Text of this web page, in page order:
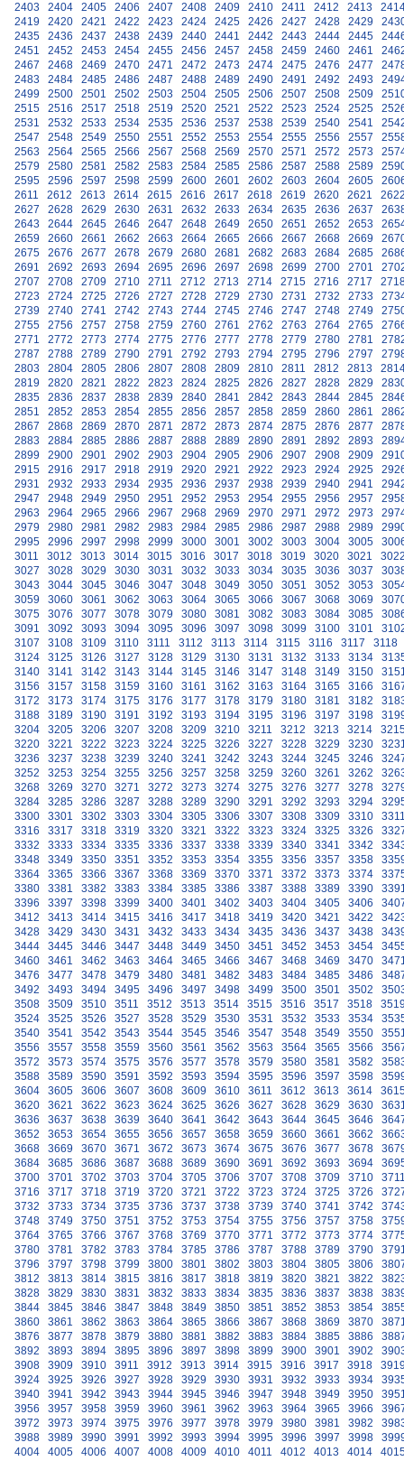
2403
2404 2405 2406 2407 2408 2409 2410 2411 2412 2413
2419
2420 2421 2422 2423 2424 2425 2426 2427 2428 2429
2435
2436 2437 2438 2439 2440 2441 2442 2443 2444 2445
2451
2452 2453 2454 2455 2456 2457 2458 2459 2460 2461
2467
2468 2469 2470 2471 2472 2473 2474 2475 2476 2477
2483
2484 2485 2486 2487 2488 2489 2490 2491 2492 2493
2499
2500 2501 2502 2503 2504 2505 2506 2507 2508 2509
2515
2516 2517 2518 2519 2520 2521 2522 2523 2524 2525
2531
2532 2533 2534 2535 2536 2537 2538 2539 2540 2541
2547
2548 2549 2550 2551 2552 2553 2554 2555 2556 2557
2563
2564 2565 2566 2567 2568 2569 2570 2571 2572 2573
2579
2580 2581 2582 2583 2584 2585 2586 2587 2588 2589
2595
2596 2597 2598 2599 2600 2601 2602 2603 2604 2605
2611
2612 2613 2614 2615 2616 2617 2618 2619 2620 2621
2627
2628 2629 2630 2631 2632 2633 2634 2635 2636 2637
2643
2644 2645 2646 2647 2648 2649 2650 2651 2652 2653
2659
2660 2661 2662 2663 2664 2665 2666 2667 2668 2669
2675
2676 2677 2678 2679 2680 2681 2682 2683 2684 2685
2691
2692 2693 2694 2695 2696 2697 2698 2699 2700 2701
2707
2708 2709 2710 2711 2712 2713 2714 2715 2716 2717
2723
2724 2725 2726 2727 2728 2729 2730 2731 2732 2733
2739
2740 2741 2742 2743 2744 2745 2746 2747 2748 2749
2755
2756 2757 2758 2759 2760 2761 2762 2763 2764 2765
2771
2772 2773 2774 2775 2776 2777 2778 2779 2780 2781
2787
2788 2789 2790 2791 2792 2793 2794 2795 2796 2797
2803
2804 2805 2806 2807 2808 2809 2810 2811 2812 2813
2819
2820 2821 2822 2823 2824 2825 2826 2827 2828 2829
2835
2836 2837 2838 2839 2840 2841 2842 2843 2844 2845
2851
2852 2853 2854 2855 2856 2857 2858 2859 2860 2861
2867
2868 2869 2870 2871 2872 2873 2874 2875 2876 2877
2883
2884 2885 2886 2887 2888 2889 2890 2891 2892 2893
2899
2900 2901 2902 2903 2904 2905 2906 2907 2908 2909
2915
2916 2917 2918 2919 2920 2921 2922 2923 2924 2925
2931
2932 2933 2934 2935 2936 2937 2938 2939 2940 2941
2947
2948 2949 2950 2951 2952 2953 2954 2955 2956 2957
2963
2964 2965 2966 2967 2968 2969 2970 2971 2972 2973
2979
2980 2981 2982 2983 2984 2985 2986 2987 2988 2989
2995
2996 2997 2998 2999 3000 3001 3002 3003 3004 3005
3011
3012 3013 3014 3015 3016 3017 3018 3019 3020 3021
3027
3028 3029 3030 3031 3032 3033 3034 3035 3036 3037
3043
3044 3045 3046 3047 3048 3049 3050 3051 3052 3053
3059
3060 3061 3062 3063 3064 3065 3066 3067 3068 3069
3075
3076 3077 3078 3079 3080 3081 3082 3083 3084 3085
3091
3092 3093 3094 3095 3096 3097 3098 3099 3100 3101
3107
3108 3109 3110 3111 3112 3113 3114 3115 3116 3117
3118
3124
3125 3126 3127 3128 3129 3130 3131 3132 3133 3134
3140
3141 3142 3143 3144 3145 3146 3147 3148 3149 3150
3156
3157 3158 3159 3160 3161 3162 3163 3164 3165 3166
3172
3173 3174 3175 3176 3177 3178 3179 3180 3181 3182
3188
3189 3190 3191 3192 3193 3194 3195 3196 3197 3198
3204
3205 3206 3207 3208 3209 3210 3211 3212 3213 3214
3220
3221 3222 3223 3224 3225 3226 3227 3228 3229 3230
3236
3237 3238 3239 3240 3241 3242 3243 3244 3245 3246
3252
3253 3254 3255 3256 3257 3258 3259 3260 3261 3262
3268
3269 3270 3271 3272 3273 3274 3275 3276 3277 3278
3284
3285 3286 3287 3288 3289 3290 3291 3292 3293 3294
3300
3301 3302 3303 3304 3305 3306 3307 3308 3309 3310
3316
3317 3318 3319 3320 3321 3322 3323 3324 3325 3326
3332
3333 3334 3335 3336 3337 3338 3339 3340 3341 3342
3348
3349 3350 3351 3352 3353 3354 3355 3356 3357 3358
3364
3365 3366 3367 3368 3369 3370 3371 3372 3373 3374
3380
3381 3382 3383 3384 3385 3386 3387 3388 3389 3390
3396
3397 3398 3399 3400 3401 3402 3403 3404 3405 3406
3412
3413 3414 3415 3416 3417 3418 3419 3420 3421 3422
3428
3429 3430 3431 3432 3433 3434 3435 3436 3437 3438
3444
3445 3446 3447 3448 3449 3450 3451 3452 3453 3454
3460
3461 3462 3463 3464 3465 3466 3467 3468 3469 3470
3476
3477 3478 3479 3480 3481 3482 3483 3484 3485 3486
3492
3493 3494 3495 3496 3497 3498 3499 3500 3501 3502
3508
3509 3510 3511 3512 3513 3514 3515 3516 3517 3518
3524
3525 3526 3527 3528 3529 3530 3531 3532 3533 3534
3540
3541 3542 3543 3544 3545 3546 3547 3548 3549 3550
3556
3557 3558 3559 3560 3561 3562 3563 3564 3565 3566
3572
3573 3574 3575 3576 3577 3578 3579 3580 3581 3582
3588
3589 3590 3591 3592 3593 3594 3595 3596 3597 3598
3604
3605 3606 3607 3608 3609 3610 3611 3612 3613 3614
3620
3621 3622 3623 3624 3625 3626 3627 3628 3629 3630
3636
3637 3638 3639 3640 3641 3642 3643 3644 3645 3646
3652
3653 3654 3655 3656 3657 3658 3659 3660 3661 3662
3668
3669 3670 3671 3672 3673 3674 3675 3676 3677 3678
3684
3685 3686 3687 3688 3689 3690 3691 3692 3693 3694
3700
3701 3702 3703 3704 3705 3706 3707 3708 3709 3710
3716
3717 3718 3719 3720 3721 3722 3723 3724 3725 3726
3732
3733 3734 3735 3736 3737 3738 3739 3740 3741 3742
3748
3749 3750 3751 3752 3753 3754 3755 3756 3757 3758
3764
3765 3766 3767 3768 3769 3770 3771 3772 3773 3774
3780
3781 3782 3783 3784 3785 3786 3787 3788 3789 3790
3796
3797 3798 3799 3800 3801 3802 3803 3804 3805 3806
3812
3813 3814 3815 3816 3817 3818 3819 3820 3821 3822
3828
3829 3830 3831 3832 3833 3834 3835 3836 3837 3838
3844
3845 3846 3847 3848 3849 3850 3851 3852 3853 3854
3860
3861 3862 3863 3864 3865 3866 3867 3868 3869 3870
3876
3877 3878 3879 3880 3881 3882 3883 3884 3885 3886
3892
3893 3894 3895 3896 3897 3898 3899 3900 3901 3902
3908
3909 3910 3911 3912 3913 3914 3915 3916 3917 3918
3924
3925 3926 3927 3928 3929 3930 3931 3932 3933 3934
3940
3941 3942 3943 3944 3945 3946 3947 3948 3949 3950
3956
3957 3958 3959 3960 3961 3962 3963 3964 3965 3966
3972
3973 3974 3975 3976 3977 3978 3979 3980 3981 3982
3988
3989 3990 3991 3992 3993 3994 3995 3996 3997 3998
4004
4005 4006 4007 4008 4009 4010 4011 4012 4013 4014